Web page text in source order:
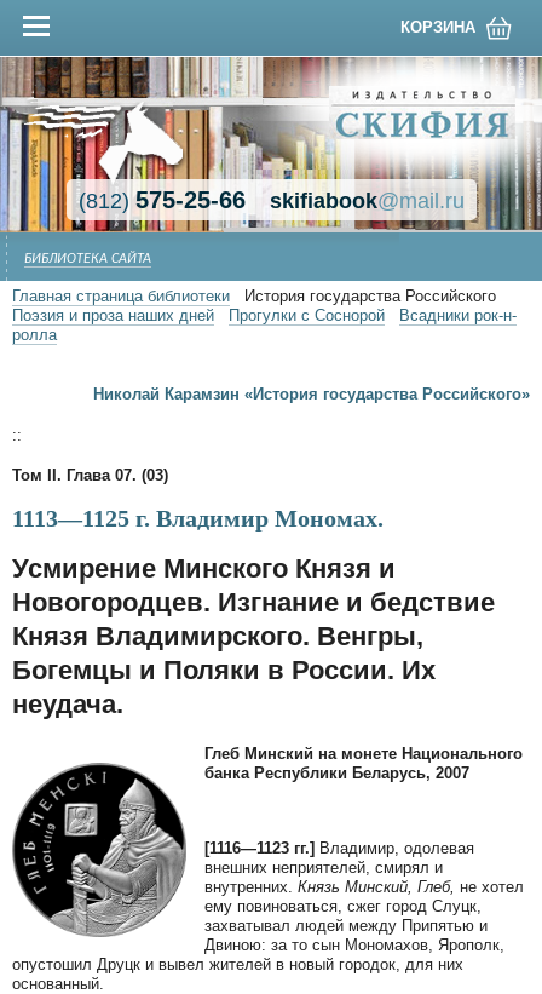
КОРЗИНА
(812)575-25-66 skifiabook@mail.ru
БИБЛИОТЕКА САЙТА
Главная страница библиотеки
История государства Российского
Поэзия и проза наших дней
Прогулки с Соснорой
Всадники рок-н-
ролла
Николай Карамзин «История государства Российского»
::
Том II. Глава 07. (03)
1113—1125 г. Владимир Мономах.
Усмирение Минского Князя и
Новогородцев. Изгнание и бедствие
Князя Владимирского. Венгры,
Богемцы и Поляки в России. Их
неудача.
Глеб Минский на монете Национального
банка Республики Беларусь, 2007
[1116—1123 гг.] Владимир, одолевая
внешних неприятелей, смирял и
внутренних. Князь Минский, Глеб, не хотел
ему повиноваться, сжег город Слуцк,
захватывал людей между Припятью и
Двиною: за то сын Мономахов, Ярополк,
опустошил Друцк и вывел жителей в новый городок, для них
основанный.